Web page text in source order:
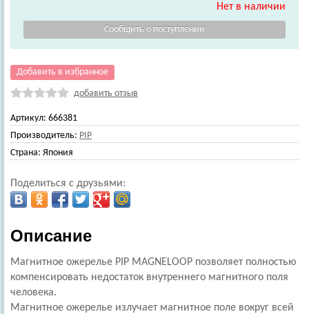
Нет в наличии
Добавить в избранное
добавить отзыв
Артикул: 666381
Производитель: PIP
Страна: Япония
Поделиться с друзьями:
Описание
Магнитное ожерелье PIP MAGNELOOP позволяет полностью
компенсировать недостаток внутреннего магнитного поля
человека.
Магнитное ожерелье излучает магнитное поле вокруг всей